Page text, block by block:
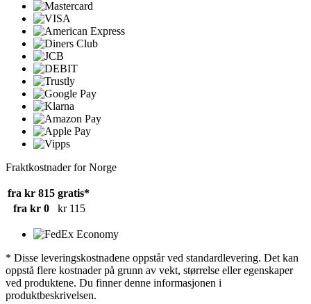
Fraktkostnader for Norge
fra kr 815 gratis*
fra kr 0
kr 115
* Disse leveringskostnadene oppstår ved standardlevering. Det kan
oppstå flere kostnader på grunn av vekt, størrelse eller egenskaper
ved produktene. Du finner denne informasjonen i
produktbeskrivelsen.